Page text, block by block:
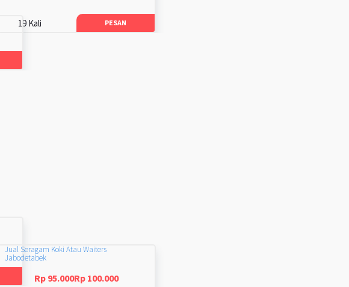
19 Kali PESAN
Jual Seragam Koki Atau Waiters
Jabodetabek
Rp 95.000Rp 100.000